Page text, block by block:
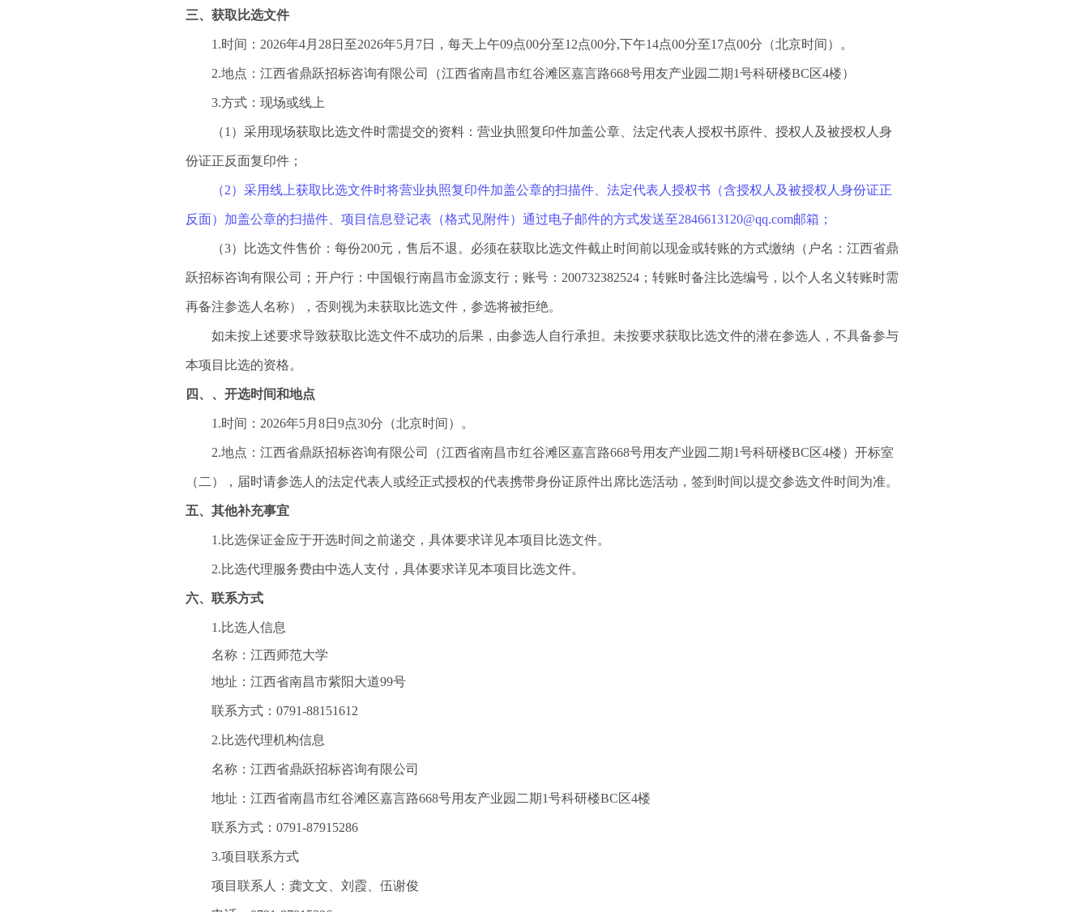
三、获取比选文件
1.时间： 2026年4月 28日 至2026年5月 7日 ，每天上午09点00分至12点00分,下午14点00分至17点00分（北京时间）。
2.地点： 江西省鼎跃招标咨询有限公司（江西省南昌市红谷滩区嘉言路668号用友产业园二期1号科研楼BC区4楼）
3.方式：现场或线上
（1）采用现场获取比选文件时需提交的资料：营业执照复印件加盖公章、法定代表人授权书原件、授权人及被授权人身
份证正反面复印件；
（2）采用线上获取比选文件时将营业执照复印件加盖公章的扫描件、法定代表人授权书（含授权人及被授权人身份证正
反面）加盖公章的扫描件、项目信息登记表（格式见附件）通过电子邮件的方式发送至2846613120@qq.com邮箱；
（3）比选文件售价：每份200元，售后不退。必须在获取比选文件截止时间前以现金或转账的方式缴纳（户名：江西省鼎
跃招标咨询有限公司；开户行：中国银行南昌市金源支行；账号：200732382524；转账时备注比选编号，以个人名义转账时需
再备注参选人名称），否则视为未获取比选文件，参选将被拒绝。
如未按上述要求导致获取比选文件不成功的后果，由参选人自行承担。 未按要求获取 比选文件的潜在参选人 ，不具备参与
本项目 比选的资格。
四、、开选时间和地点
1.时间： 2026年5月 8日 9点30分 （北京时间）。
2.地点： 江西省鼎跃招标咨询有限公司（江西省南昌市红谷滩区嘉言路668号用友产业园二期1号科研楼BC区4楼）开标室
（ 二 ）， 届时请参选人的法定代表人或经正式授权的代表携带身份证原件出席比选活动，签到时间以提交参选文件时间为准。
五、其他补充事宜
1.比选保证金应于开选时间之前递交，具体要求详见本项目比选文件。
2.比选代理服务费由中选人支付，具体要求详见本项目比选文件。
六、联系方式
1.比选人信息
名称： 江西师范大学
地址：江西省南昌市紫阳大道99号
联系方式： 0791-88151612
2.比选代理机构信息
名称：江西省鼎跃招标咨询有限公司
地址：江西省南昌市红谷滩区嘉言路668号用友产业园二期1号科研楼BC区4楼
联系方式： 0791-87915286
3.项目联系方式
项目联系人： 龚文文 、刘霞、伍谢俊